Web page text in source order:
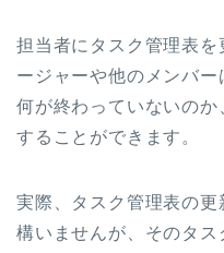
担当者にタスク管理表
ージャーや他のメンバー
何が終わっていないの
することができます。
実際、タスク管理表の
構いませんが、そのタ